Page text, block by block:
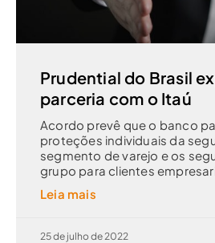
Prudential do Brasil
parceria com o Itaú
Acordo prevê que o banco
proteções individuais da
segmento de varejo e os
grupo para clientes
Leia mais
25 de julho de 2022